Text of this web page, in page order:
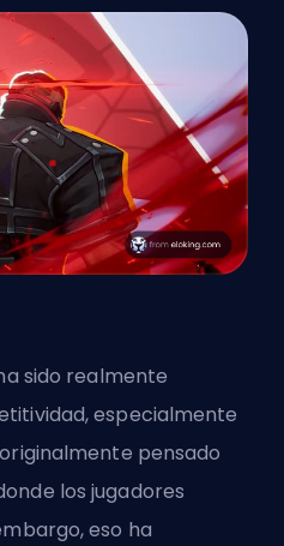
sido realmente
especialmente
pensado
los jugadores
eso ha